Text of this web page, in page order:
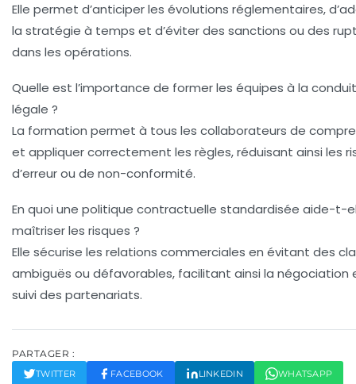
Elle permet d’anticiper les évolutions réglementaires,
la stratégie à temps et d’éviter des sanctions ou des
dans les opérations.
Quelle est l’importance de former les équipes à la
légale ?
La formation permet à tous les collaborateurs de
et appliquer correctement les règles, réduisant ainsi les
d’erreur ou de non-conformité.
En quoi une politique contractuelle standardisée aide-t-
maîtriser les risques ?
Elle sécurise les relations commerciales en évitant des
ambiguës ou défavorables, facilitant ainsi la négociation
suivi des partenariats.
PARTAGER :
TWITTER FACEBOOK LINKEDIN WHATSAPP